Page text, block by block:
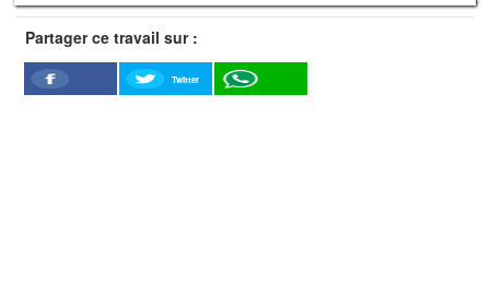
Partager ce travail sur :
Facebook
Twitter